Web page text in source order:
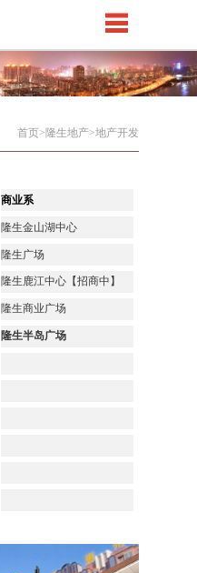
首页>隆生地产>地产开发
商业系
隆生金山湖中心
隆生广场
隆生鹿江中心【招商中】
隆生商业广场
隆生半岛广场